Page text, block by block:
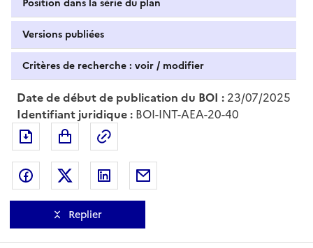
Position dans la série du plan
Versions publiées
Critères de recherche : voir / modifier
Date de début de publication du BOI : 23/07/2025
Identifiant juridique : BOI-INT-AEA-20-40
Exporter le document au format pdf
Partager sur Facebook
Partager sur Twitter
Partager sur LinkedIn
Replier